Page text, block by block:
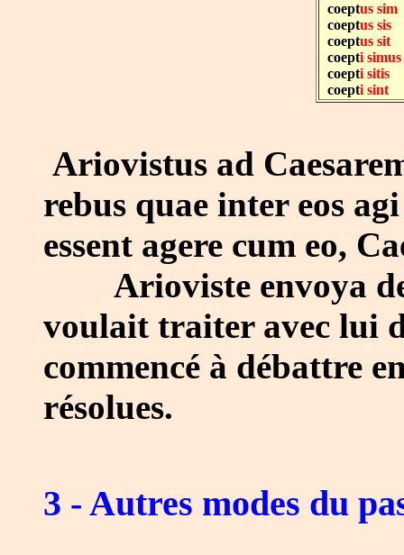
coeptus sim
coeptus sis
coeptus sit
coepti simus
coepti sitis
coepti sint
Ariovistus ad
rebus quae inter eos
essent agere cum eo,
Arioviste envoya
voulait traiter avec lui
commencé à débattre
résolues.
3 - Autres modes du